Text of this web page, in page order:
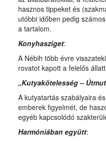
hasznos tippeket és
utóbbi időben pedig
a tartalom.
Konyhasziget:
A Nébih több évre
rovatot kapott a felelős
„Kutyakötelesség –
A kutyatartás szabályaira
emberek figyelmét, de
egyéb kapcsolódó
Harmóniában együtt: